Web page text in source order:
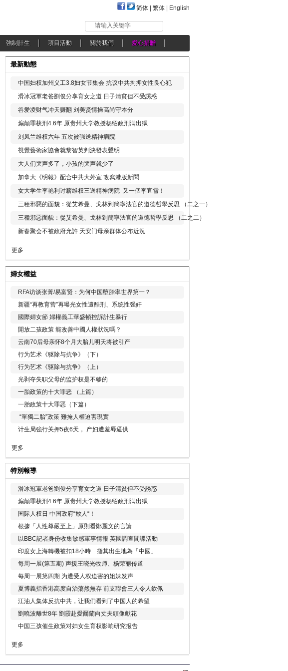
简体 繁体 English
请输入关键字
強制計生 項目活動 關於我們 愛心捐贈
最新動態
中国妇权加州义工3.8妇女节集会 抗议中共拘押女性良心犯
滑冰冠軍老爸劉俊分享育女之道 日子清貧但不受誘惑
谷爱凌财气冲天赚翻 刘美贤情操高尚守本分
煽颠罪获刑4.6年 原贵州大学教授杨绍政刑满出狱
刘凤兰维权六年 五次被强送精神病院
視覺藝術家協會就黎智英判決發表聲明
大人们哭声多了，小孩的哭声就少了
加拿大《明報》配合中共大外宣 改寫港版新聞
女大学生李艳利讨薪维权三送精神病院 又一個李宜雪！
三種邪惡的面貌：從艾希曼、戈林到簡寧法官的道德哲學反思 （二之一）
三種邪惡面貌：從艾希曼、戈林到簡寧法官的道德哲學反思 （二之二）
新春聚会不被政府允許 天安门母亲群体公布近況
更多
婦女權益
RFA访谈张菁/易富贤：为何中国堕胎率世界第一？
新疆“再教育营”再曝光女性遭酷刑、系统性强奸
國際婦女節 婦權義工華盛頓控訴計生暴行
開放二孩政策 能改善中國人權狀況嗎？
云南70后母亲怀8个月大胎儿明天将被引产
行为艺术《驱除与抗争》（下）
行为艺术《驱除与抗争》（上）
光剥夺失职父母的监护权是不够的
一胎政策的十大罪恶 （上篇）
一胎政策十大罪恶（下篇）
“單獨二胎”政策 難掩人權迫害現實
计生局強行关押5夜6天， 产妇遭羞辱逼供
更多
特別報導
滑冰冠軍老爸劉俊分享育女之道 日子清貧但不受誘惑
煽颠罪获刑4.6年 原贵州大学教授杨绍政刑满出狱
国际人权日 中国政府“放人“！
根據「人性尊嚴至上」原則看鄭麗文的言論
以BBC記者身份收集敏感軍事情報 英國調查間諜活動
印度女上海轉機被扣18小時 指其出生地為「中國」
每周一展(第五期) 声援王晓光牧师、杨荣丽传道
每周一展第四期 为遭受人权迫害的姐妹发声
夏博義指香港高度自治蕩然無存 前支聯會三人令人欽佩
江油人集体反抗中共，让我们看到了中国人的希望
劉曉波離世8年 劉霞赴愛爾蘭向丈夫頭像獻花
中国三孩催生政策对妇女生育权影响研究报告
更多